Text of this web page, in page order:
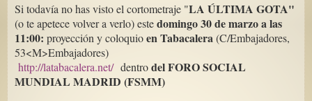
Si todavía no has visto el cortometraje " LA ÚLTIMA GOTA"
(o te apetece volver a verlo) estedomingo 30 de marzo a las
11:00: proyección y coloquioen Tabacalera(C/Embajadores,
53<M>Embajadores)
http://latabacalera.net/dentrodel FORO SOCIAL
MUNDIAL MADRID (FSMM)